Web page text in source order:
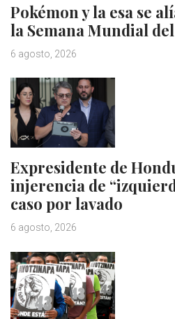
Pokémon y la esa se
la Semana Mundial
6 agosto, 2026
Expresidente de
injerencia de
caso por lavado
6 agosto, 2026